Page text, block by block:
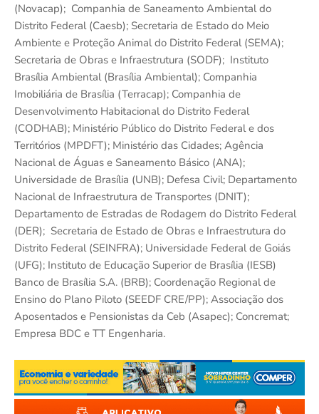
(Novacap); Companhia de Saneamento Ambiental do
Distrito Federal (Caesb); Secretaria de Estado do Meio
Ambiente e Proteção Animal do Distrito Federal (SEMA);
Secretaria de Obras e Infraestrutura (SODF); Instituto
Brasília Ambiental (Brasília Ambiental); Companhia
Imobiliária de Brasília (Terracap); Companhia de
Desenvolvimento Habitacional do Distrito Federal
(CODHAB); Ministério Público do Distrito Federal e dos
Territórios (MPDFT); Ministério das Cidades; Agência
Nacional de Águas e Saneamento Básico (ANA);
Universidade de Brasília (UNB); Defesa Civil; Departamento
Nacional de Infraestrutura de Transportes (DNIT);
Departamento de Estradas de Rodagem do Distrito Federal
(DER); Secretaria de Estado de Obras e Infraestrutura do
Distrito Federal (SEINFRA); Universidade Federal de Goiás
(UFG); Instituto de Educação Superior de Brasília (IESB)
Banco de Brasília S.A. (BRB); Coordenação Regional de
Ensino do Plano Piloto (SEEDF CRE/PP); Associação dos
Aposentados e Pensionistas da Ceb (Asapec); Concremat;
Empresa BDC e TT Engenharia.